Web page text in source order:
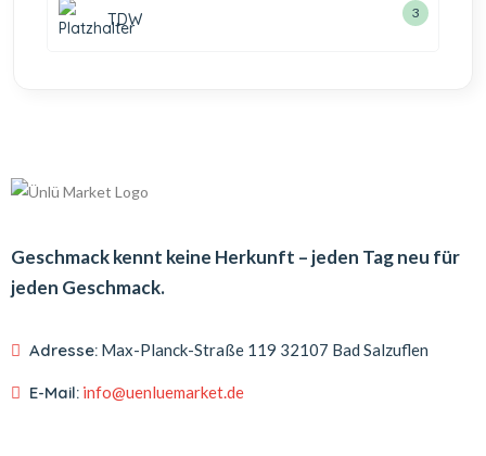
TDW 3
Geschmack kennt keine Herkunft – jeden Tag neu für
jeden Geschmack.
Adresse: Max-Planck-Straße 119 32107 Bad Salzuflen
E-Mail: info@uenluemarket.de